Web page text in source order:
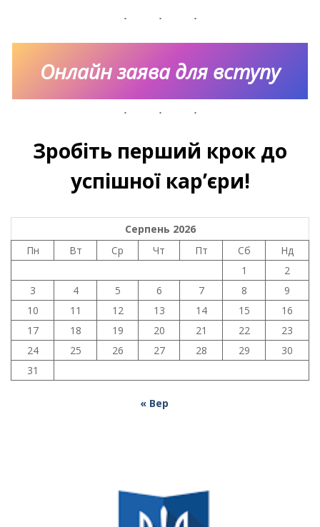
Онлайн заява для вступу
Зробіть перший крок до
успішної кар’єри!
Серпень 2026
Пн
Вт Ср Чт Пт Сб
Нд
1
2
3
4 5 6 7 8
9
10
11 12 13 14 15
16
17
18 19 20 21 22
23
24
25 26 27 28 29
30
31
« Вер